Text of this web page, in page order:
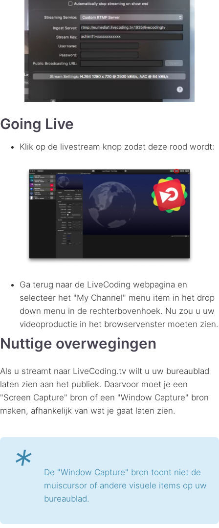
Going Live
Klik op de livestream knop zodat deze rood wordt:
Ga terug naar de LiveCoding webpagina en
selecteer het "My Channel" menu item in het drop
down menu in de rechterbovenhoek. Nu zou u uw
videoproductie in het browservenster moeten zien.
Nuttige overwegingen
Als u streamt naar LiveCoding.tv wilt u uw bureaublad
laten zien aan het publiek. Daarvoor moet je een
"Screen Capture" bron of een "Window Capture" bron
maken, afhankelijk van wat je gaat laten zien.
*
De "Window Capture" bron toont niet de
muiscursor of andere visuele items op uw
bureaublad.